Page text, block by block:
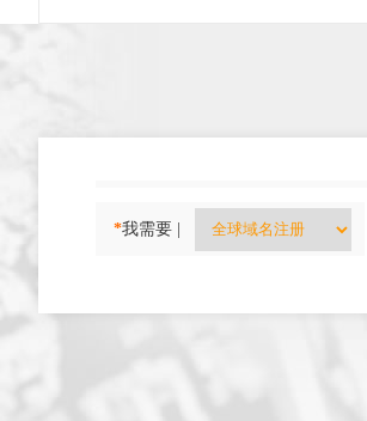
*我需要 |